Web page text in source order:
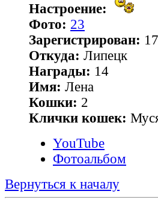
Настроение:
Фото: 23
Зарегистрирован:
Откуда: Липецк
Награды: 14
Имя: Лена
Кошки: 2
Клички кошек:
YouTube
Фотоальбом
Вернуться к началу